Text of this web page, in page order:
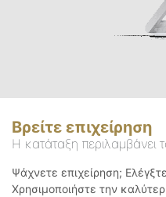
Βρείτε επιχείρηση
Η κατάταξη περιλαμβάνει
Ψάχνετε επιχείρηση;
Χρησιμοποιήστε την